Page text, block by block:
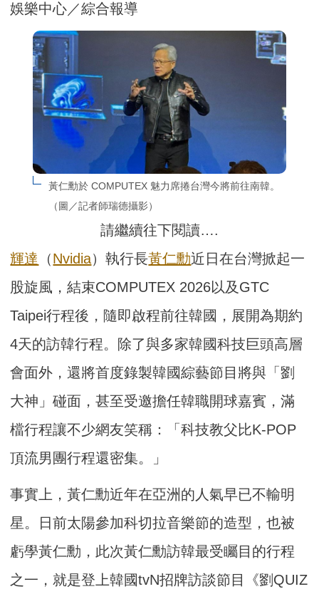
娛樂中心／綜合報導
黃仁勳於 COMPUTEX 魅力席捲台灣今將前往南韓。
（圖／記者師瑞德攝影）
請繼續往下閱讀….
輝達
（Nvidia）執行長黃仁勳近日在台灣掀起一
股旋風，結束COMPUTEX 2026以及GTC
Taipei行程後，隨即啟程前往韓國，展開為期約
4天的訪韓行程。除了與多家韓國科技巨頭高層
會面外，還將首度錄製韓國綜藝節目將與「劉
大神」碰面，甚至受邀擔任韓職開球嘉賓，滿
檔行程讓不少網友笑稱：「科技教父比K-POP
頂流男團行程還密集。」
事實上，黃仁勳近年在亞洲的人氣早已不輸明
星。日前太陽參加科切拉音樂節的造型，也被
虧學黃仁勳，此次黃仁勳訪韓最受矚目的行程
之一，就是登上韓國tvN招牌訪談節目《劉QUIZ